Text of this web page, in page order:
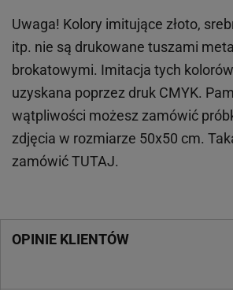
Uwaga! Kolory imitujące złoto,
itp. nie są drukowane tuszami
brokatowymi. Imitacja tych
uzyskana poprzez druk CMYK.
wątpliwości możesz zamówić
zdjęcia w rozmiarze 50x50 cm.
zamówićTUTAJ.
OPINIE KLIENTÓW